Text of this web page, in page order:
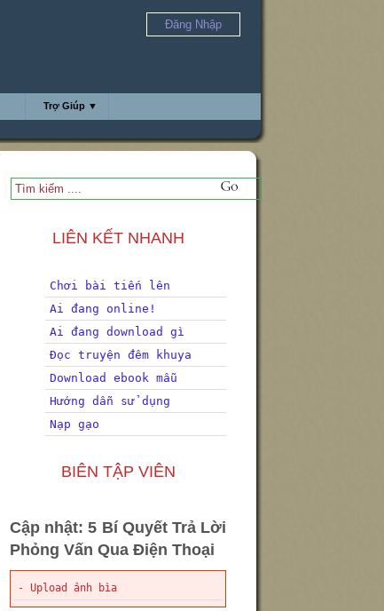
Đăng Nhập
Trợ Giúp ▼
LIÊN KẾT NHANH
Chơi bài tiến lên
Ai đang online!
Ai đang download gì
Đọc truyện đêm khuya
Download ebook mẫu
Hướng dẫn sử dụng
Nạp gạo
BIÊN TẬP VIÊN
Cập nhật: 5 Bí Quyết Trả Lời
Phỏng Vấn Qua Điện Thoại
- Upload ảnh bìa